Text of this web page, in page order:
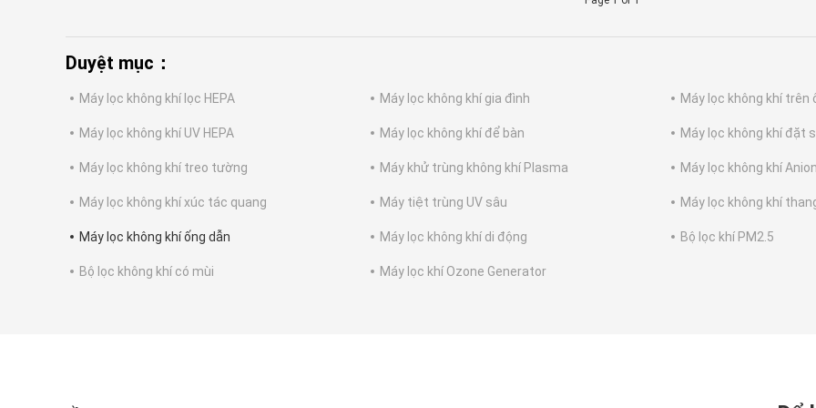
Duyệt mục：
Máy lọc không khí lọc HEPA Máy lọc không khí gia đình Máy lọc không khí trên
Máy lọc không khí UV HEPA Máy lọc không khí để bàn Máy lọc không khí đặt
Máy lọc không khí treo tường Máy khử trùng không khí Plasma Máy lọc không khí Anion
Máy lọc không khí xúc tác quang Máy tiệt trùng UV sâu Máy lọc không khí
Máy lọc không khí ống dẫn Máy lọc không khí di động Bộ lọc khí PM2.5
Bộ lọc không khí có mùi Máy lọc khí Ozone Generator